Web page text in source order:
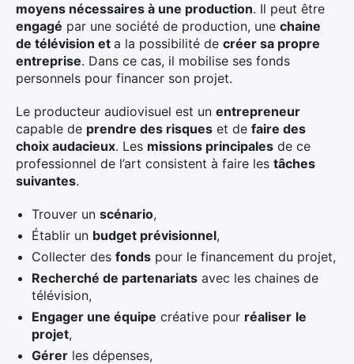
moyens nécessaires à une production. Il peut être
engagé par une société de production, une chaine
de télévision et a la possibilité de créer sa propre
entreprise. Dans ce cas, il mobilise ses fonds
personnels pour financer son projet.
Le producteur audiovisuel est un entrepreneur
capable de prendre des risques et de faire des
choix audacieux. Les missions principales de ce
professionnel de l’art consistent à faire les tâches
suivantes.
Trouver un scénario,
Établir un budget prévisionnel,
Collecter des fonds pour le financement du projet,
Recherché de partenariats avec les chaines de
télévision,
Engager une équipe créative pour réaliser le
projet,
Gérer les dépenses,